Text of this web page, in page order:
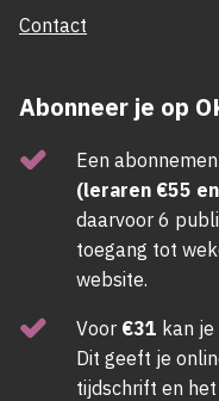
Contact
Abonneer je op
Een
(leraren €55
daarvoor 6
toegang tot
website.
Voor €31 kan
Dit geeft je
tijdschrift en